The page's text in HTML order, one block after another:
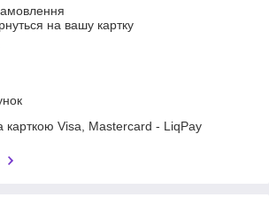
на вашу картку
карткою Visa, Mastercard - LiqPay